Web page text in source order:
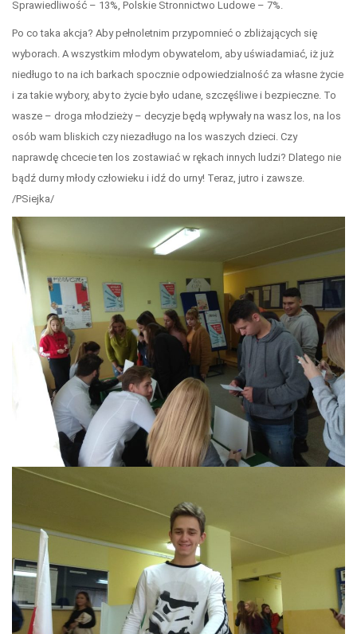
Sprawiedliwość – 13%, Polskie Stronnictwo Ludowe – 7%.
Po co taka akcja? Aby pełnoletnim przypomnieć o zbliżających się
wyborach. A wszystkim młodym obywatelom, aby uświadamiać, iż już
niedługo to na ich barkach spocznie odpowiedzialność za własne życie
i za takie wybory, aby to życie było udane, szczęśliwe i bezpieczne. To
wasze – droga młodzieży – decyzje będą wpływały na wasz los, na los
osób wam bliskich czy niezadługo na los waszych dzieci. Czy
naprawdę chcecie ten los zostawiać w rękach innych ludzi? Dlatego nie
bądź durny młody człowieku i idź do urny! Teraz, jutro i zawsze.
/PSiejka/